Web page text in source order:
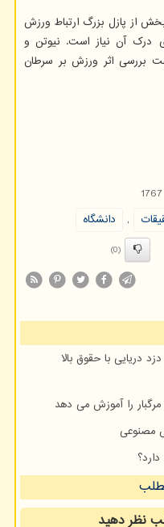
از پازل بزرگ ارتباط ورزش
درک آن نیاز است. نیوتن و
بررسی اثر ورزش بر سرطان
1767
,
دانشگاه
(0)
دریایی با حقوق بالا
را آموزش می دهد
مصنوعی
نظر دهید